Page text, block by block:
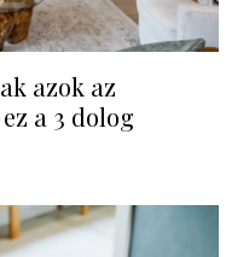
azok az
a 3 dolog